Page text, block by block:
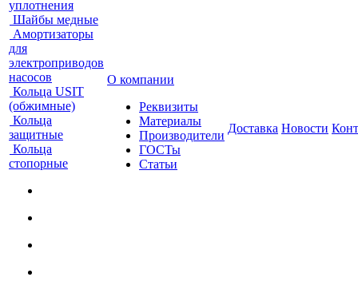
уплотнения
Шайбы медные
Амортизаторы
для
электроприводов
насосов
Кольца USIT
(обжимные)
Кольца
защитные
Кольца
стопорные
О компании
Реквизиты
Материалы
Производители
ГОСТы
Статьи
Доставка Новости